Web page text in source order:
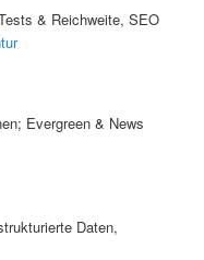
& Reichweite, SEO
Evergreen & News
Daten,